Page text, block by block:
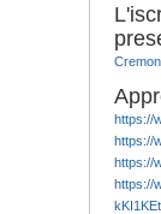
https://
https://
https://
https://